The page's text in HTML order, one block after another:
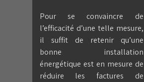
Pour se convaincre de
l’efficacité d’une telle mesure,
il suffit de retenir qu’une
bonne installation
énergétique est en mesure de
réduire les factures de